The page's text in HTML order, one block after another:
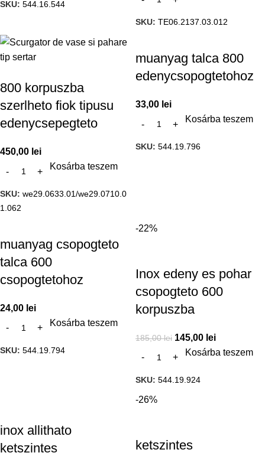
SKU: 544.16.544
SKU: TE06.2137.03.012
800 korpuszba
szerlheto fiok tipusu
edenycsepegteto
450,00 lei
Kosárba teszem
SKU: we29.0633.01/we29.0710.0
1.062
muanyag talca 800
edenycsopogtetohoz
33,00 lei
Kosárba teszem
SKU: 544.19.796
muanyag csopogteto
talca 600
csopogtetohoz
24,00 lei
Kosárba teszem
SKU: 544.19.794
-22%
Inox edeny es pohar
csopogteto 600
korpuszba
185,00lei 145,00 lei
Kosárba teszem
SKU: 544.19.924
inox allithato
ketszintes
-26%
ketszintes